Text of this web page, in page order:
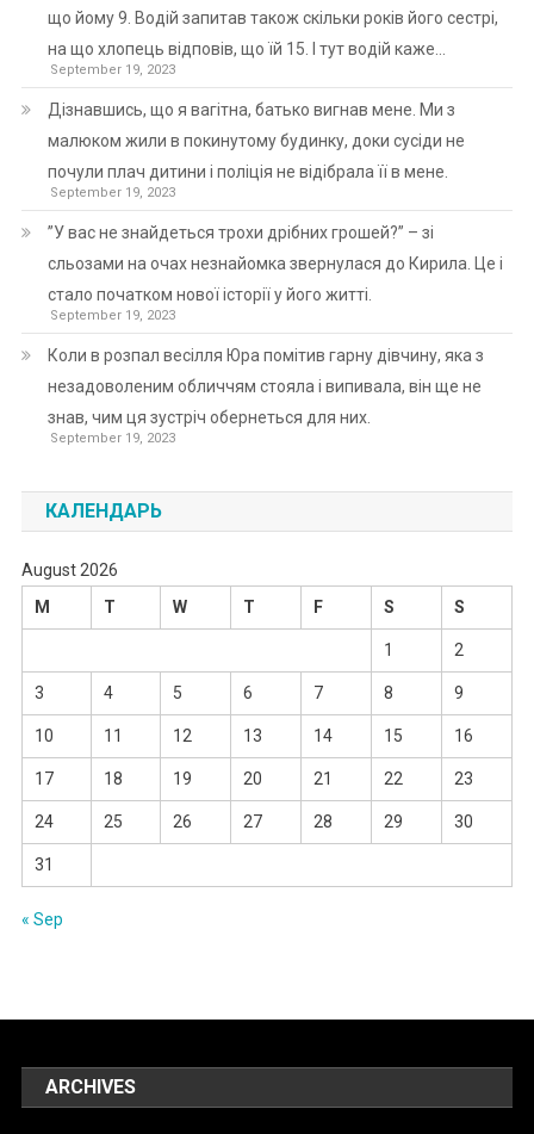
що йому 9. Водій запитав також скільки років його сестрі,
на що хлопець відповів, що їй 15. І тут водій каже…
September 19, 2023
Дізнавшись, що я вагітна, батько вигнав мене. Ми з
малюком жили в покинутому будинку, доки сусіди не
почули плач дитини і поліція не відібрала її в мене.
September 19, 2023
”У вас не знайдеться трохи дрібних грошей?” – зі
сльозами на очах незнайомка звернулася до Кирила. Це і
стало початком нової історії у його житті.
September 19, 2023
Коли в розпал весілля Юра помітив гарну дівчину, яка з
незадоволеним обличчям стояла і випивала, він ще не
знав, чим ця зустріч обернеться для них.
September 19, 2023
КАЛЕНДАРЬ
August 2026
M
T W T F S S
1 2
3 4 5 6 7 8 9
10 11 12 13 14 15 16
17 18 19 20 21 22 23
24 25 26 27 28 29 30
31
« Sep
ARCHIVES